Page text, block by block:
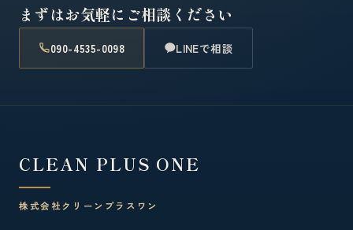
まずはお気軽にご相談ください
090-4535-0098 LINEで相談
CLEAN PLUS ONE
株式会社クリーンプラスワン